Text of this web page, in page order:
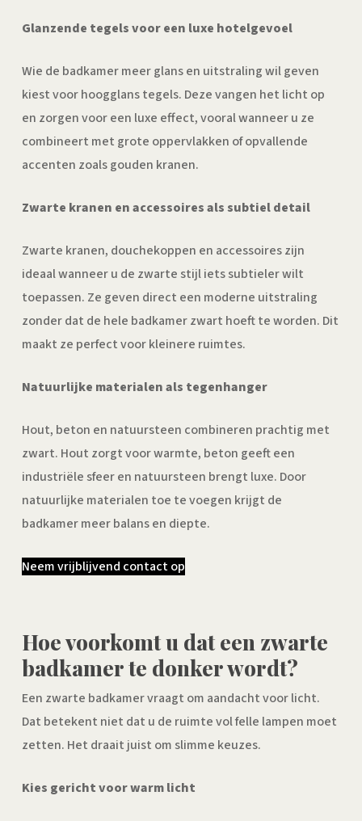
Glanzende tegels voor een luxe hotelgevoel
Wie de badkamer meer glans en uitstraling wil geven
kiest voor hoogglans tegels. Deze vangen het licht op
en zorgen voor een luxe effect, vooral wanneer u ze
combineert met grote oppervlakken of opvallende
accenten zoals gouden kranen.
Zwarte kranen en accessoires als subtiel detail
Zwarte kranen, douchekoppen en accessoires zijn
ideaal wanneer u de zwarte stijl iets subtieler wilt
toepassen. Ze geven direct een moderne uitstraling
zonder dat de hele badkamer zwart hoeft te worden. Dit
maakt ze perfect voor kleinere ruimtes.
Natuurlijke materialen als tegenhanger
Hout, beton en natuursteen combineren prachtig met
zwart. Hout zorgt voor warmte, beton geeft een
industriële sfeer en natuursteen brengt luxe. Door
natuurlijke materialen toe te voegen krijgt de
badkamer meer balans en diepte.
Neem vrijblijvend contact op
Hoe voorkomt u dat een zwarte
badkamer te donker wordt?
Een zwarte badkamer vraagt om aandacht voor licht.
Dat betekent niet dat u de ruimte vol felle lampen moet
zetten. Het draait juist om slimme keuzes.
Kies gericht voor warm licht